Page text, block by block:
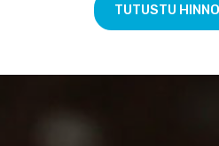
TUTUSTU